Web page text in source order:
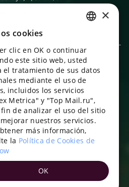
de datos
en el ámbito de las TI: prestación
de ofertas (anuncios) de
Acceder a lainformación sobre
de programas rusos para
ENGLISH
UKRAINIAN
PORTUGUESE
SPANISH
HUNGARIAN
ITALIAN
×
cookies
clic en OK o continuar
este sitio web, usted
el tratamiento de sus datos
mediante el uso de
incluidos los servicios
Metrica" y "Top Mail.ru",
de analizar el uso del sitio
nuestros servicios.
más información,
la Política de Cookies de
OK